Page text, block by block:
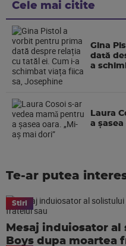
Cele mai citite
Gina
dată
a
Laura
a şasea
Te-ar putea
Stiri
Mesaj induiosator
Boys dupa moartea